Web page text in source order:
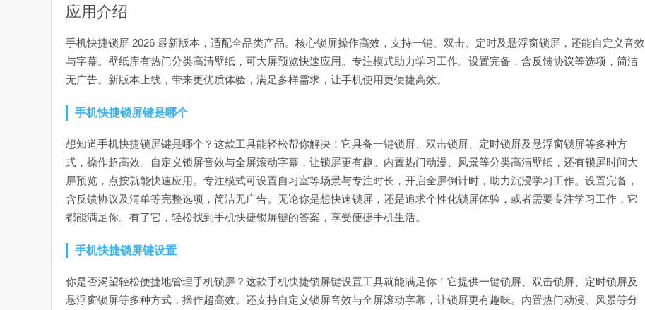
应用介绍
手机快捷锁屏 2026 最新版本，适配全品类产品。核心锁屏操作高效，支持一键、双击、定时及悬浮窗锁屏，还能自定义音效
与字幕。壁纸库有热门分类高清壁纸，可大屏预览快速应用。专注模式助力学习工作。设置完备，含反馈协议等选项，简洁
无广告。新版本上线，带来更优质体验，满足多样需求，让手机使用更便捷高效。
手机快捷锁屏键是哪个
想知道手机快捷锁屏键是哪个？这款工具能轻松帮你解决！它具备一键锁屏、双击锁屏、定时锁屏及悬浮窗锁屏等多种方
式，操作超高效。自定义锁屏音效与全屏滚动字幕，让锁屏更有趣。内置热门动漫、风景等分类高清壁纸，还有锁屏时间大
屏预览，点按就能快速应用。专注模式可设置自习室等场景与专注时长，开启全屏倒计时，助力沉浸学习工作。设置完备，
含反馈协议及清单等完整选项，简洁无广告。无论你是想快速锁屏，还是追求个性化锁屏体验，或者需要专注学习工作，它
都能满足你。有了它，轻松找到手机快捷锁屏键的答案，享受便捷手机生活。
手机快捷锁屏键设置
你是否渴望轻松便捷地管理手机锁屏？这款手机快捷锁屏键设置工具就能满足你！它提供一键锁屏、双击锁屏、定时锁屏及
悬浮窗锁屏等多种方式，操作超高效。还支持自定义锁屏音效与全屏滚动字幕，让锁屏更有趣味。内置热门动漫、风景等分